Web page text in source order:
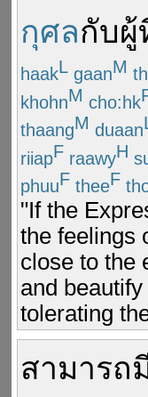
กุศลกับผู้
haakL gaanM
khohnM cho:hk
thaangM duaan
riiapF raawyH
phuuF theeF
"If the
the feelings
close to the
and
tolerating
สามารถ